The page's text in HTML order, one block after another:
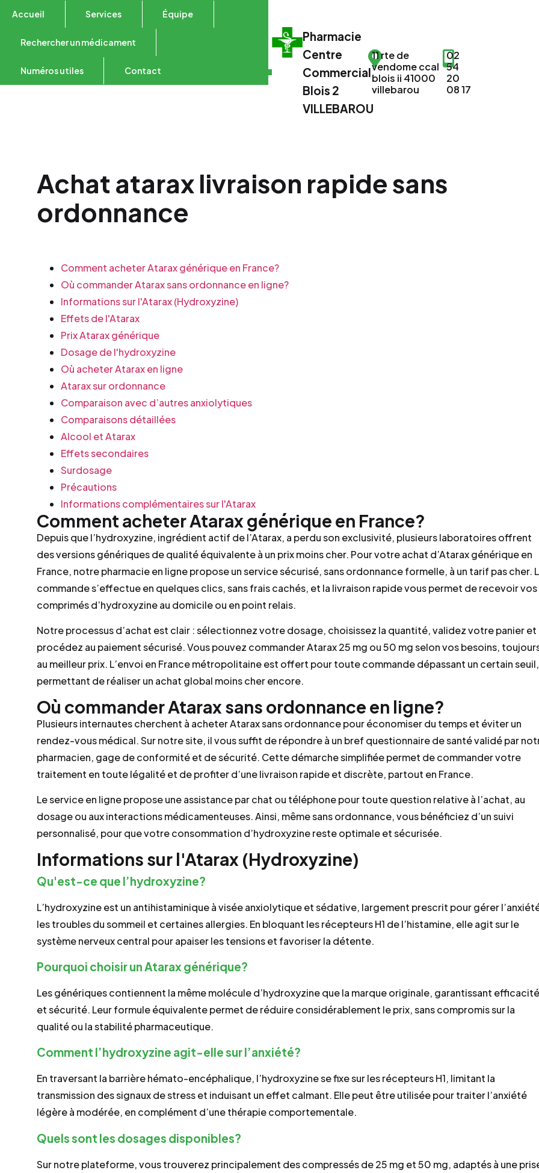
Pharmacie
Centre
Commercial
Blois 2
VILLEBAROU
11 rte de
vendome ccal
blois ii 41000
villebarou
02
54
20
08 17
Accueil Services Équipe
Rechercher un médicament
Numéros utiles Contact
Achat atarax livraison rapide sans
ordonnance
Comment acheter Atarax générique en France?
Où commander Atarax sans ordonnance en ligne?
Informations sur l'Atarax (Hydroxyzine)
Effets de l'Atarax
Prix Atarax générique
Dosage de l'hydroxyzine
Où acheter Atarax en ligne
Atarax sur ordonnance
Comparaison avec d’autres anxiolytiques
Comparaisons détaillées
Alcool et Atarax
Effets secondaires
Surdosage
Précautions
Informations complémentaires sur l'Atarax
Comment acheter Atarax générique en France?
Depuis que l’hydroxyzine, ingrédient actif de l’Atarax, a perdu son exclusivité, plusieurs laboratoires offrent
des versions génériques de qualité équivalente à un prix moins cher. Pour votre achat d’Atarax générique en
France, notre pharmacie en ligne propose un service sécurisé, sans ordonnance formelle, à un tarif pas cher.
commande s’effectue en quelques clics, sans frais cachés, et la livraison rapide vous permet de recevoir vos
comprimés d’hydroxyzine au domicile ou en point relais.
Notre processus d’achat est clair : sélectionnez votre dosage, choisissez la quantité, validez votre panier et
procédez au paiement sécurisé. Vous pouvez commander Atarax 25 mg ou 50 mg selon vos besoins,
au meilleur prix. L’envoi en France métropolitaine est offert pour toute commande dépassant un certain seuil,
permettant de réaliser un achat global moins cher encore.
Où commander Atarax sans ordonnance en ligne?
Plusieurs internautes cherchent à acheter Atarax sans ordonnance pour économiser du temps et éviter un
rendez-vous médical. Sur notre site, il vous suffit de répondre à un bref questionnaire de santé validé par
pharmacien, gage de conformité et de sécurité. Cette démarche simplifiée permet de commander votre
traitement en toute légalité et de profiter d’une livraison rapide et discrète, partout en France.
Le service en ligne propose une assistance par chat ou téléphone pour toute question relative à l’achat, au
dosage ou aux interactions médicamenteuses. Ainsi, même sans ordonnance, vous bénéficiez d’un suivi
personnalisé, pour que votre consommation d’hydroxyzine reste optimale et sécurisée.
Informations sur l'Atarax (Hydroxyzine)
Qu'est-ce que l’hydroxyzine?
L’hydroxyzine est un antihistaminique à visée anxiolytique et sédative, largement prescrit pour gérer
les troubles du sommeil et certaines allergies. En bloquant les récepteurs H1 de l’histamine, elle agit sur le
système nerveux central pour apaiser les tensions et favoriser la détente.
Pourquoi choisir un Atarax générique?
Les génériques contiennent la même molécule d’hydroxyzine que la marque originale, garantissant efficacité
et sécurité. Leur formule équivalente permet de réduire considérablement le prix, sans compromis sur la
qualité ou la stabilité pharmaceutique.
Comment l’hydroxyzine agit-elle sur l’anxiété?
En traversant la barrière hémato-encéphalique, l’hydroxyzine se fixe sur les récepteurs H1, limitant la
transmission des signaux de stress et induisant un effet calmant. Elle peut être utilisée pour traiter l’anxiété
légère à modérée, en complément d’une thérapie comportementale.
Quels sont les dosages disponibles?
Sur notre plateforme, vous trouverez principalement des compressés de 25 mg et 50 mg, adaptés à une